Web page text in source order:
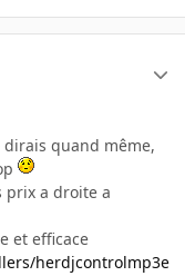
quand même,
prix a droite a
et efficace
herdjcontrolmp3e